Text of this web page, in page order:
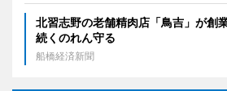
北習志野の老舗精肉店「鳥吉」が
続くのれん守る
船橋経済新聞